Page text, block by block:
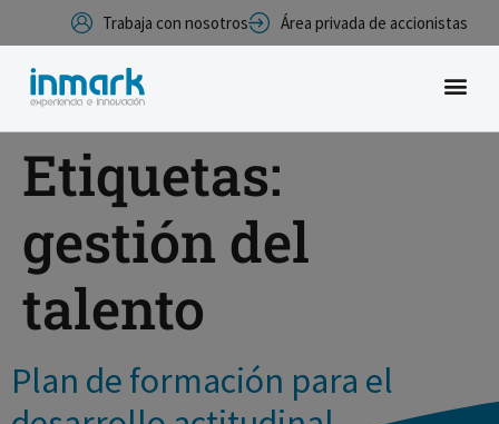
Trabaja con nosotros Área privada de accionistas
Etiquetas:
gestión del
talento
Plan de formación para el